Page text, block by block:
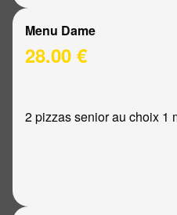
Menu Dame
28.00 €
2 pizzas senior au choix 1